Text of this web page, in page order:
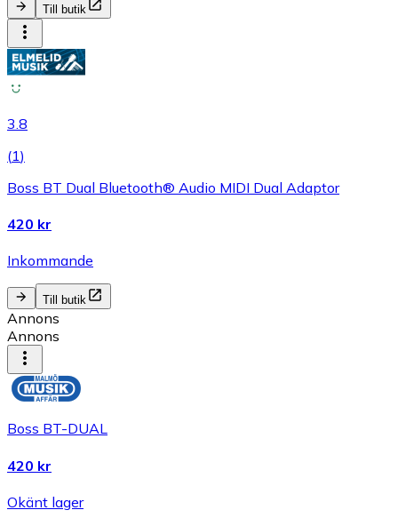
Till butik
3.8
(1)
Boss BT Dual Bluetooth® Audio MIDI Dual Adaptor
420 kr
Inkommande
Till butik
Annons
Annons
Boss BT-DUAL
420 kr
Okänt lager